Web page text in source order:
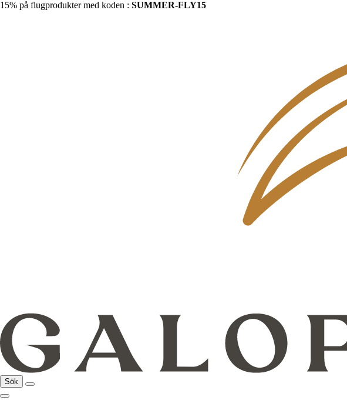
15% på flugprodukter med koden : SUMMER-FLY15
Sök